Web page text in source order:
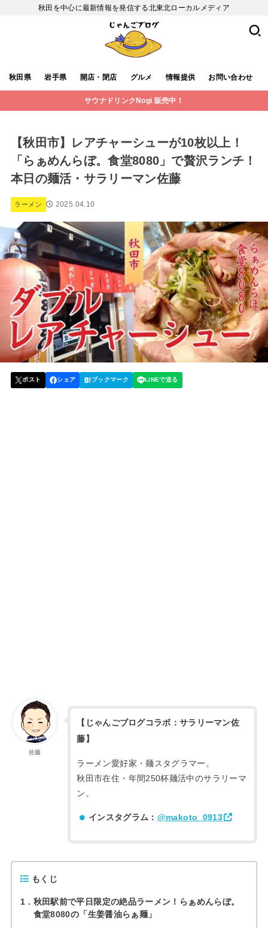
秋田を中心に最新情報を発信する北東北ローカルメディア
秋田県 岩手県 開店・閉店 グルメ 情報提供 お問い合わせ
サウナドリンクNogi 販売中！
【秋田市】レアチャーシューが10枚以上！
「らぁめんらぼ。食堂8080」で贅沢ランチ！
本日の麺活・サラリーマン佐藤
ラーメン 2025.04.10
佐藤
【じゃんごブログコラボ：サラリーマン佐
藤】
ラーメン愛好家・麺スタグラマー。
秋田市在住・年間250杯麺活中のサラリーマ
ン。
インスタグラム： @makoto_0913
もくじ
1
秋田駅前で平日限定の絶品ラーメン！らぁめんらぼ。
食堂8080の「生姜醤油らぁ麺」